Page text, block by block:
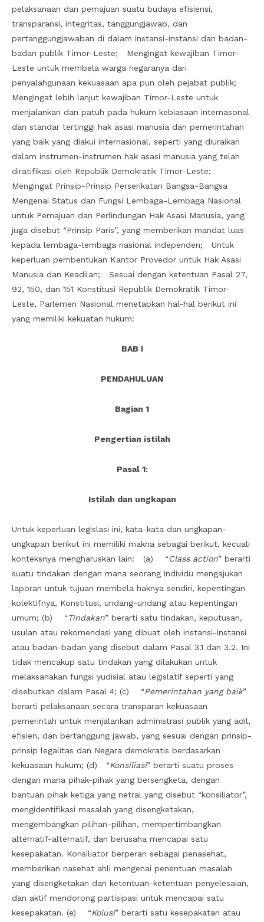
pelaksanaan dan pemajuan suatu budaya efisiensi,
transparansi, integritas, tanggungjawab, dan
pertanggungjawaban di dalam instansi-instansi dan badan-
badan publik Timor-Leste; Mengingat kewajiban Timor-
Leste untuk membela warga negaranya dari
penyalahgunaan kekuasaan apa pun oleh pejabat publik;
Mengingat lebih lanjut kewajiban Timor-Leste untuk
menjalankan dan patuh pada hukum kebiasaan internasonal
dan standar tertinggi hak asasi manusia dan pemerintahan
yang baik yang diakui internasional, seperti yang diuraikan
dalam instrumen-instrumen hak asasi manusia yang telah
diratifikasi oleh Republik Demokratik Timor-Leste;
Mengingat Prinsip-Prinsip Perserikatan Bangsa-Bangsa
Mengenai Status dan Fungsi Lembaga-Lembaga Nasional
untuk Pemajuan dan Perlindungan Hak Asasi Manusia, yang
juga disebut “Prinsip Paris”, yang memberikan mandat luas
kepada lembaga-lembaga nasional independen; Untuk
keperluan pembentukan Kantor Provedor untuk Hak Asasi
Manusia dan Keadilan; Sesuai dengan ketentuan Pasal 27,
92, 150, dan 151 Konstitusi Republik Demokratik Timor-
Leste, Parlemen Nasional menetapkan hal-hal berikut ini
yang memiliki kekuatan hukum:
BAB I
PENDAHULUAN
Bagian 1
Pengertian istilah
Pasal 1:
Istilah dan ungkapan
Untuk keperluan legislasi ini, kata-kata dan ungkapan-
ungkapan berikut ini memiliki makna sebagai berikut, kecuali
konteksnya mengharuskan lain: (a) “Class action” berarti
suatu tindakan dengan mana seorang individu mengajukan
laporan untuk tujuan membela haknya sendiri, kepentingan
kolektifnya, Konstitusi, undang-undang atau kepentingan
umum; (b) “Tindakan” berarti satu tindakan, keputusan,
usulan atau rekomendasi yang dibuat oleh instansi-instansi
atau badan-badan yang disebut dalam Pasal 3.1 dan 3.2. Ini
tidak mencakup satu tindakan yang dilakukan untuk
melaksanakan fungsi yudisial atau legislatif seperti yang
disebutkan dalam Pasal 4; (c) “Pemerintahan yang baik”
berarti pelaksanaan secara transparan kekuasaan
pemerintah untuk menjalankan administrasi publik yang adil,
efisien, dan bertanggung jawab, yang sesuai dengan prinsip-
prinsip legalitas dan Negara demokratis berdasarkan
kekuasaan hukum; (d) “Konsiliasi” berarti suatu proses
dengan mana pihak-pihak yang bersengketa, dengan
bantuan pihak ketiga yang netral yang disebut “konsiliator”,
mengidentifikasi masalah yang disengketakan,
mengembangkan pilihan-pilihan, mempertimbangkan
alternatif-alternatif, dan berusaha mencapai satu
kesepakatan. Konsiliator berperan sebagai penasehat,
memberikan nasehat ahli mengenai penentuan masalah
yang disengketakan dan ketentuan-ketentuan penyelesaian,
dan aktif mendorong partisipasi untuk mencapai satu
kesepakatan. (e) “Kolusi” berarti satu kesepakatan atau